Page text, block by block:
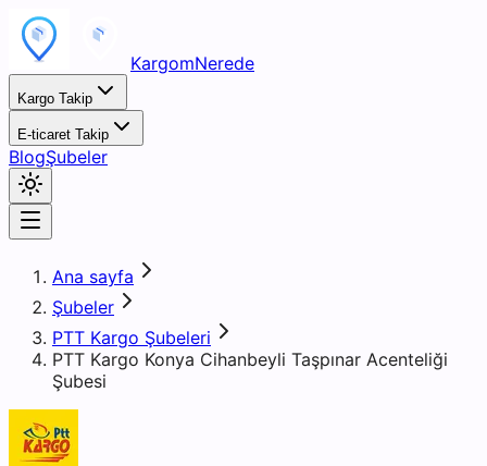
KargomNerede
Kargo Takip
E-ticaret Takip
BlogŞubeler
Ana sayfa
Şubeler
PTT Kargo Şubeleri
PTT Kargo Konya Cihanbeyli Taşpınar Acenteliği
Şubesi